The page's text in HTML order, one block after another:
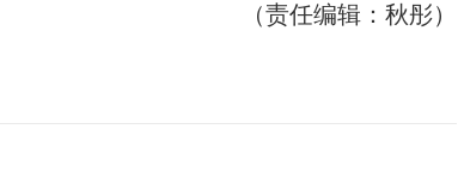
（责任编辑：秋彤）